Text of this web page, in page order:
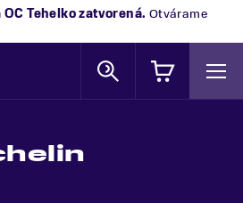
Tehelkozatvorená. Otvárame